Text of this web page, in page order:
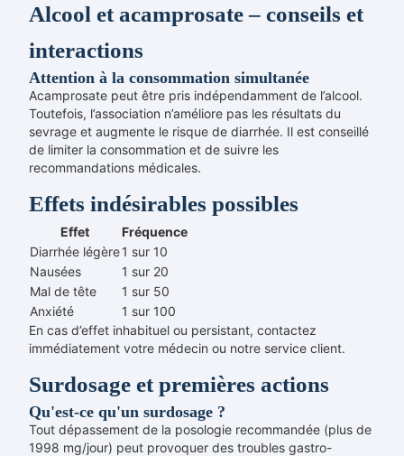
Alcool et acamprosate – conseils et
interactions
Attention à la consommation simultanée
Acamprosate peut être pris indépendamment de l’alcool.
Toutefois, l’association n’améliore pas les résultats du
sevrage et augmente le risque de diarrhée. Il est conseillé
de limiter la consommation et de suivre les
recommandations médicales.
Effets indésirables possibles
Effet
Fréquence
Diarrhée légère1 sur 10
Nausées
1 sur 20
Mal de tête
1 sur 50
Anxiété
1 sur 100
En cas d’effet inhabituel ou persistant, contactez
immédiatement votre médecin ou notre service client.
Surdosage et premières actions
Qu'est-ce qu'un surdosage ?
Tout dépassement de la posologie recommandée (plus de
1998 mg/jour) peut provoquer des troubles gastro-